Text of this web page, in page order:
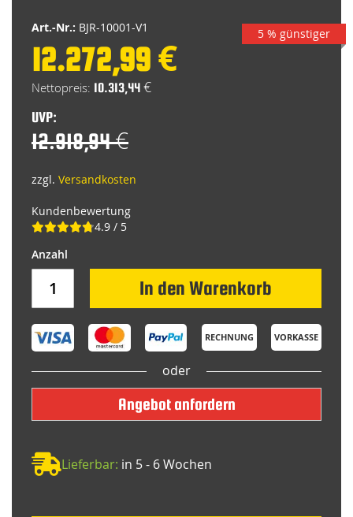
Art.-Nr.: BJR-10001-V1
Special
Price
12.272,99 €
10.313,44 €
UVP:
12.918,94 €
zzgl. Versandkosten
Kundenbewertung
4.9 / 5
In den Warenkorb
RECHNUNG VORKASSE
oder
Angebot anfordern
Lieferbar: in 5 - 6 Wochen
5 % günstiger